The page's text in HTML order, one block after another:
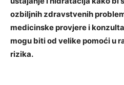
ozbiljnih zdravstvenih
medicinske provjere i
mogu biti od velike pomoći u
rizika.